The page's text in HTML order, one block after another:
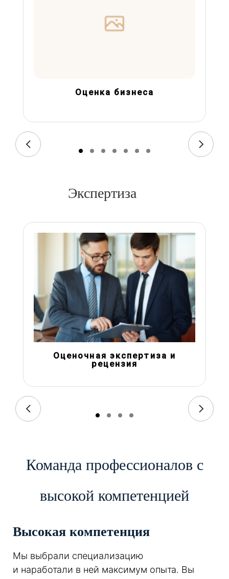
Оценка бизнеса
Экспертиза
Оценочная экспертиза и
рецензия
Команда профессионалов с
высокой компетенцией
Высокая компетенция
Мы выбрали специализацию
и наработали в ней максимум опыта. Вы